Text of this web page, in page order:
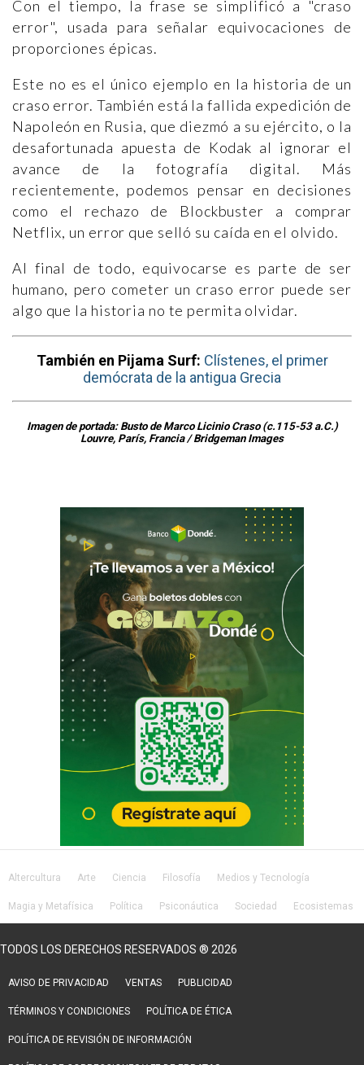
Con el tiempo, la frase se simplificó a "craso
error", usada para señalar equivocaciones de
proporciones épicas.
Este no es el único ejemplo en la historia de un
craso error. También está la fallida expedición de
Napoleón en Rusia, que diezmó a su ejército, o la
desafortunada apuesta de Kodak al ignorar el
avance de la fotografía digital. Más
recientemente, podemos pensar en decisiones
como el rechazo de Blockbuster a comprar
Netflix, un error que selló su caída en el olvido.
Al final de todo, equivocarse es parte de ser
humano, pero cometer un craso error puede ser
algo que la historia no te permita olvidar.
También en Pijama Surf: Clístenes, el primer
demócrata de la antigua Grecia
Imagen de portada: Busto de Marco Licinio Craso (c.115-53 a.C.)
Louvre, París, Francia / Bridgeman Images
Altercultura Arte Ciencia Filosofía Medios y Tecnología
Magia y Metafísica Política Psiconáutica Sociedad Ecosistemas
TODOS LOS DERECHOS RESERVADOS ® 2026
AVISO DE PRIVACIDAD VENTAS PUBLICIDAD
TÉRMINOS Y CONDICIONES POLÍTICA DE ÉTICA
POLÍTICA DE REVISIÓN DE INFORMACIÓN